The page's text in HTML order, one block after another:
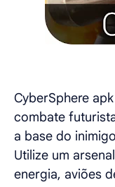
CyberSphere
combate
a base do
Utilize um
energia, aviões